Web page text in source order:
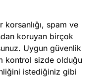
spam ve
koruyan birçok
Uygun güvenlik
kontrol sizde olduğu
istediğiniz gibi